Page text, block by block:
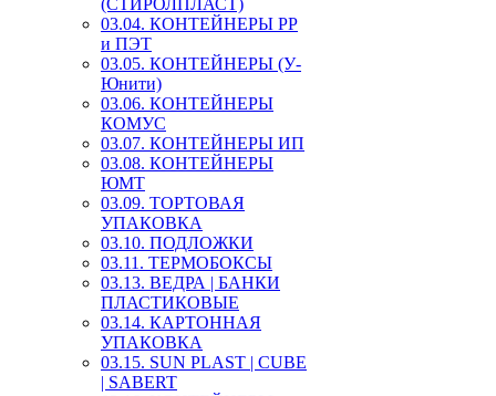
(СТИРОЛПЛАСТ)
03.04. КОНТЕЙНЕРЫ РР
и ПЭТ
03.05. КОНТЕЙНЕРЫ (У-
Юнити)
03.06. КОНТЕЙНЕРЫ
КОМУС
03.07. КОНТЕЙНЕРЫ ИП
03.08. КОНТЕЙНЕРЫ
ЮМТ
03.09. ТОРТОВАЯ
УПАКОВКА
03.10. ПОДЛОЖКИ
03.11. ТЕРМОБОКСЫ
03.13. ВЕДРА | БАНКИ
ПЛАСТИКОВЫЕ
03.14. КАРТОННАЯ
УПАКОВКА
03.15. SUN PLAST | CUBE
| SABERT